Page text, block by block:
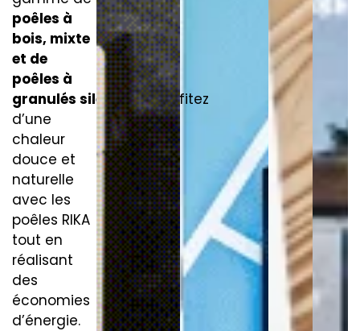
poêles à
bois, mixte
et de
poêles à
granulés silencieux. Profitez
d’une
chaleur
douce et
naturelle
avec les
poêles RIKA
tout en
réalisant
des
économies
d’énergie.